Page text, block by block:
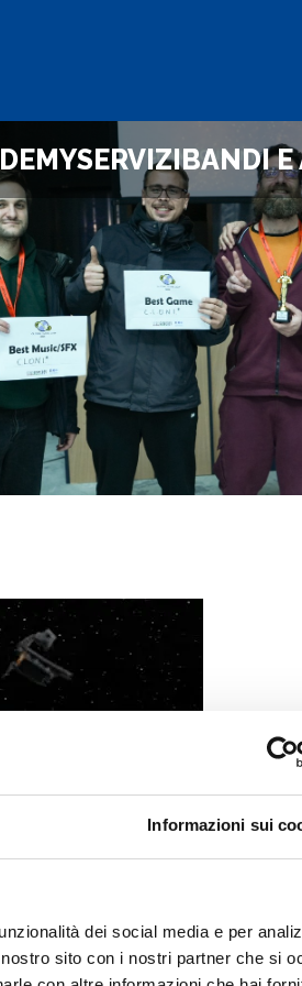
Informazioni sui
dei social media e per
sito con i nostri partner che si
SERVIZIBANDI E